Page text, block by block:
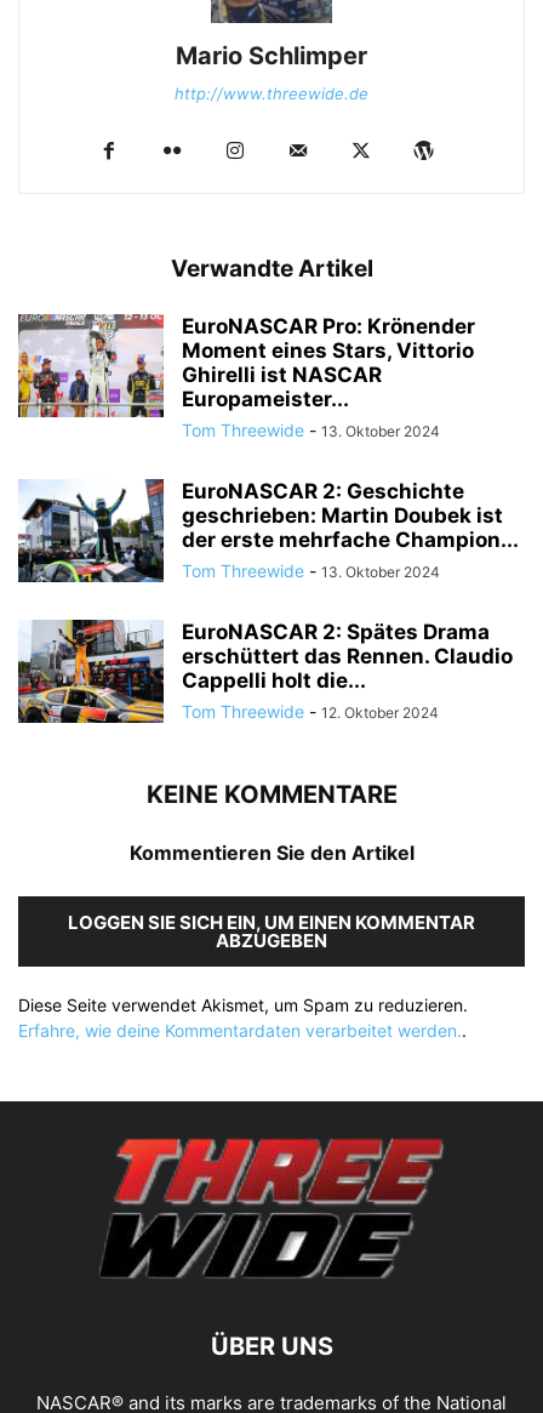
Mario Schlimper
http://www.threewide.de
Verwandte Artikel
EuroNASCAR Pro: Krönender
Moment eines Stars, Vittorio
Ghirelli ist NASCAR
Europameister...
Tom Threewide - 13. Oktober 2024
EuroNASCAR 2: Geschichte
geschrieben: Martin Doubek ist
der erste mehrfache Champion...
Tom Threewide - 13. Oktober 2024
EuroNASCAR 2: Spätes Drama
erschüttert das Rennen. Claudio
Cappelli holt die...
Tom Threewide - 12. Oktober 2024
KEINE KOMMENTARE
Kommentieren Sie den Artikel
LOGGEN SIE SICH EIN, UM EINEN KOMMENTAR
ABZUGEBEN
Diese Seite verwendet Akismet, um Spam zu reduzieren.
Erfahre, wie deine Kommentardaten verarbeitet werden..
ÜBER UNS
NASCAR® and its marks are trademarks of the National